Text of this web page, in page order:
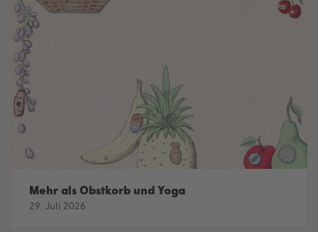
Mehr als Obstkorb und Yoga
29. Juli 2026